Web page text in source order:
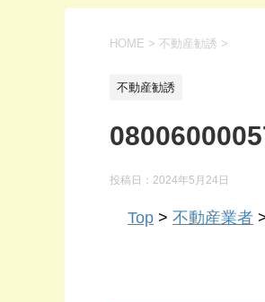
HOME > 不動産勧誘 >
不動産勧誘
投稿日： 2024年5月24日
Top > 不動産業者